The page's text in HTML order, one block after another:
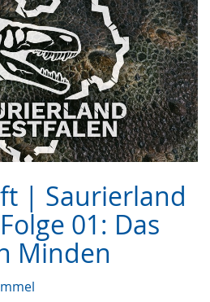
| Saurierland
01: Das
Minden